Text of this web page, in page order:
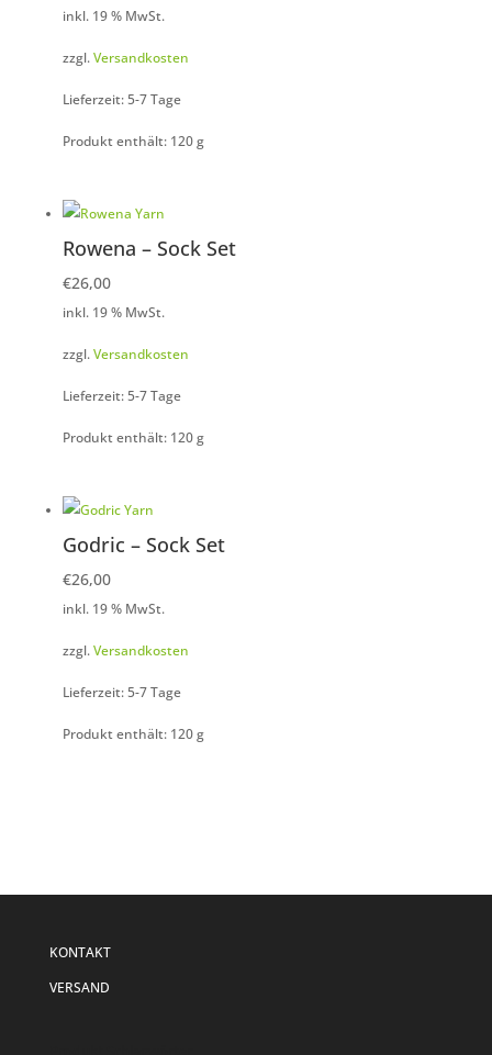
inkl. 19 % MwSt.
zzgl.Versandkosten
Lieferzeit: 5-7 Tage
Produkt enthält: 120g
Rowena – Sock Set
€26,00
inkl. 19 % MwSt.
zzgl.Versandkosten
Lieferzeit: 5-7 Tage
Produkt enthält: 120g
Godric – Sock Set
€26,00
inkl. 19 % MwSt.
zzgl.Versandkosten
Lieferzeit: 5-7 Tage
Produkt enthält: 120g
KONTAKT
VERSAND